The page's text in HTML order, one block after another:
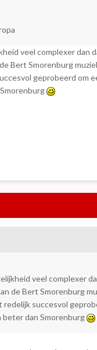
veel complexer dan
Bert Smorenburg
geprobeerd om
veel complexer
de Bert Smorenburg
succesvol
dan Smorenburg